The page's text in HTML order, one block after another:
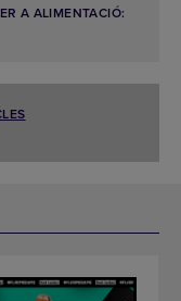
A ALIMENTACIÓ: